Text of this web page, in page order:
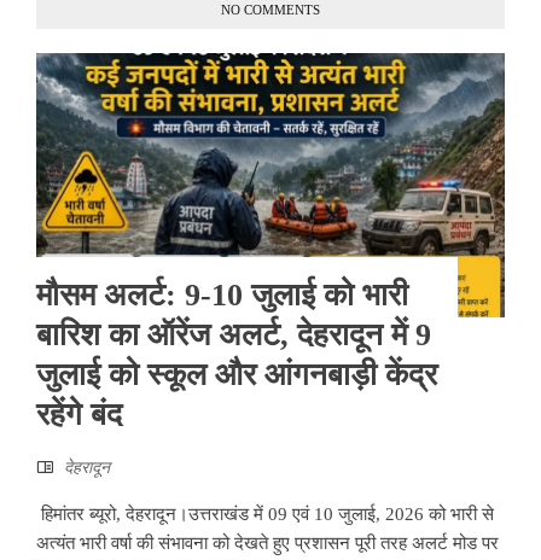
NO COMMENTS
मौसम अलर्ट: 9-10 जुलाई को भारी
बारिश का ऑरेंज अलर्ट, देहरादून में 9
जुलाई को स्कूल और आंगनबाड़ी केंद्र
रहेंगे बंद
देहरादून
हिमांतर ब्यूरो, देहरादून।उत्तराखंड में 09 एवं 10 जुलाई, 2026 को भारी से
अत्यंत भारी वर्षा की संभावना को देखते हुए प्रशासन पूरी तरह अलर्ट मोड पर